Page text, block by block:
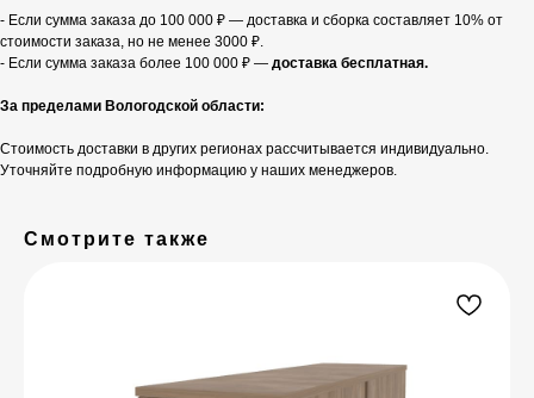
- Если сумма заказа до 100 000 ₽ — доставка и сборка составляет 10% от
стоимости заказа, но не менее 3000 ₽.
- Если сумма заказа более 100 000 ₽ — доставка бесплатная.
За пределами Вологодской области:
Стоимость доставки в других регионах рассчитывается индивидуально.
Уточняйте подробную информацию у наших менеджеров.
Смотрите также